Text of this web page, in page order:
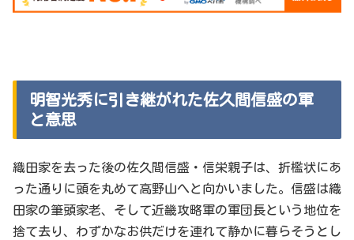
明智光秀に引き継がれた佐久間信盛の軍
と意思
織田家を去った後の佐久間信盛・信栄親子は、折檻状にあ
った通りに頭を丸めて高野山へと向かいました。信盛は織
田家の筆頭家老、そして近畿攻略軍の軍団長という地位を
捨て去り、わずかなお供だけを連れて静かに暮らそうとし